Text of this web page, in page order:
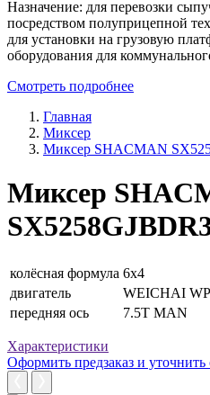
Назначение: для перевозки
посредством полуприцепной
для установки на грузовую
оборудования для
Смотреть подробнее
Главная
Миксер
Миксер SHACMAN
Миксер
колёсная формула 6х4
двигатель
WEICHAI
передняя ось
7.5T MAN
Характеристики
Оформить предзаказ и уточнить